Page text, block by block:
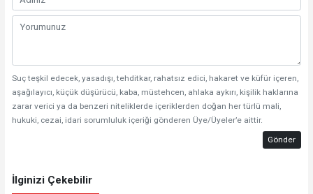
Suç teşkil edecek, yasadışı, tehditkar, rahatsız edici, hakaret ve küfür içeren,
aşağılayıcı, küçük düşürücü, kaba, müstehcen, ahlaka aykırı, kişilik haklarına
zarar verici ya da benzeri niteliklerde içeriklerden doğan her türlü mali,
hukuki, cezai, idari sorumluluk içeriği gönderen Üye/Üyeler’e aittir.
Gönder
İlginizi Çekebilir